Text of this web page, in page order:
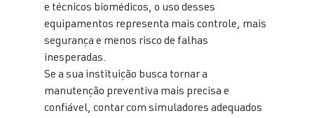
e técnicos biomédicos, o uso desses
equipamentos representa mais controle, mais
segurança e menos risco de falhas
inesperadas.
Se a sua instituição busca tornar a
manutenção preventiva mais precisa e
confiável, contar com simuladores adequados